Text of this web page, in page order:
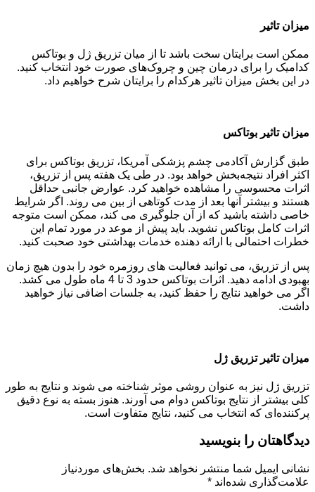
میزان تاثیر
ممکن است برایتان سخت باشد تا از میان تزریق ژل و بوتاکس
کدامیک را برای درمان چین و چروک‌های صورت خود انتخاب کنید.
در این بخش میزان تاثیر هرکدام را برایتان شرح خواهیم داد.
میزان تاثیر بوتاکس
طبق گزارش آکادمی چشم پزشکی آمریکا، تزریق بوتاکس برای
اکثر افراد نتیجه‌بخش خواهد بود. در طی یک هفته پس از تزریق،
اثرات محسوسی را مشاهده خواهید کرد. عوارض جانبی حداقل
هستند و بیشتر آنها بعد از مدت کوتاهی از بین می روند. اگر شرایط
خاصی داشته باشید که از آن جلوگیری می کند، ممکن است متوجه
اثرات کامل بوتاکس نشوید. باید پیش از موعد در مورد تمام این
خطرات احتمالی با ارائه دهنده خدمات بهداشتی خود صحبت کنید.
پس از تزریق، می توانید فعالیت های روزمره خود را بدون هیچ زمان
بهبودی ادامه دهید. اثرات بوتاکس حدود 3 تا 4 ماه طول می کشد.
اگر می خواهید نتایج را حفظ کنید، به جلسات اضافی نیاز خواهید
داشت.
میزان تاثیر تزریق ژل
تزریق ژل نیز به عنوان روشی موثر شناخته می شوند و نتایج به طور
کلی بیشتر از نتایج بوتاکس دوام می آورند. هنوز بسته به نوع دقیق
پرکننده‌ای که انتخاب می کنید، نتایج متفاوت است.
دیدگاهتان را بنویسید
نشانی ایمیل شما منتشر نخواهد شد. بخش‌های موردنیاز
علامت‌گذاری شده‌اند *